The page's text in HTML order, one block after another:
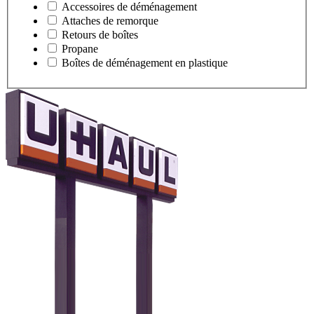
Accessoires de déménagement
Attaches de remorque
Retours de boîtes
Propane
Boîtes de déménagement en plastique